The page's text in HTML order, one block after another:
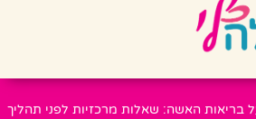
בריאות האשה: שאלות מרכזיות לפני תהליך